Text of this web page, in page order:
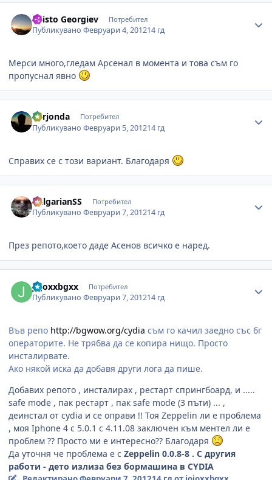
Hristo Georgiev Потребител
ПубликуваноФевруари 4, 201214 гд
Мерси много,гледам Арсенал в момента и това съм го
пропуснал явно
Mirjonda Потребител
ПубликуваноФевруари 5, 201214 гд
Справих се с този вариант. Благодаря
BulgarianSS Потребител
ПубликуваноФевруари 7, 201214 гд
През репото,което даде Асенов всичко е наред.
jojoxxbgxx Потребител
ПубликуваноФевруари 7, 201214 гд
Във репо http://bgwow.org/cydia съм го качил заедно със бг
операторите. Не трябва да се копира нищо. Просто
инсталирвате.
Ако някой иска да добавя други лога да пише.
Добавих репото , инсталирах , рестарт спрингбоард, и .....
safe mode , пак рестарт , пак safe mode (3 пъти) ... ,
деинстал от cydia и се оправи !! Тоя Zeppelin ли е проблема
, моя Iphone 4 с 5.0.1 с 4.11.08 заключен към ментел ли е
проблем ?? Просто ми е интересно?? Благодаря
Да уточня че проблема е с Zeppelin 0.0.8-8 . С другия
работи - дето излиза без бормашина в CYDIA